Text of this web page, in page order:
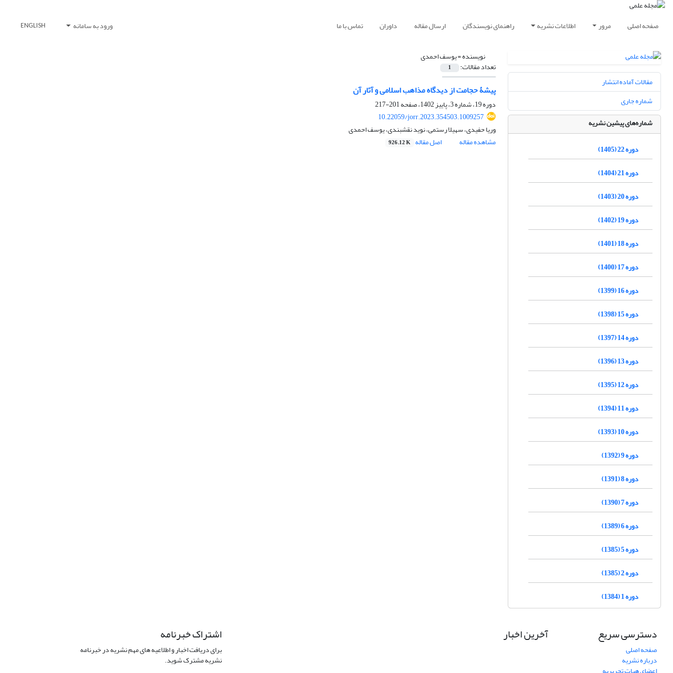
صفحه اصلی مرور اطلاعات نشریه راهنمای نویسندگان ارسال مقاله داوران تماس با ما ورود به سامانه ENGLISH
نویسنده =یوسف احمدی
تعداد مقالات: 1
پیشۀ حجامت از دیدگاه مذاهب اسلامی و آثار آن
دوره 19، شماره 3، پاییز 1402، صفحه
201-217
10.22059/jorr.2023.354503.1009257
وریا حفیدی، سهیلا رستمی، نوید نقشبندی، یوسف احمدی
مشاهده مقاله
اصل مقاله 926.12 K
مقالات آماده انتشار
شماره جاری
شماره‌های پیشین نشریه
دوره 22 (1405)
دوره 21 (1404)
دوره 20 (1403)
دوره 19 (1402)
دوره 18 (1401)
دوره 17 (1400)
دوره 16 (1399)
دوره 15 (1398)
دوره 14 (1397)
دوره 13 (1396)
دوره 12 (1395)
دوره 11 (1394)
دوره 10 (1393)
دوره 9 (1392)
دوره 8 (1391)
دوره 7 (1390)
دوره 6 (1389)
دوره 5 (1385)
دوره 2 (1385)
دوره 1 (1384)
دسترسی سریع
صفحه اصلی
درباره نشریه
آخرین اخبار اشتراک خبرنامه
برای دریافت اخبار و اطلاعیه های مهم نشریه در خبرنامه
نشریه مشترک شوید.